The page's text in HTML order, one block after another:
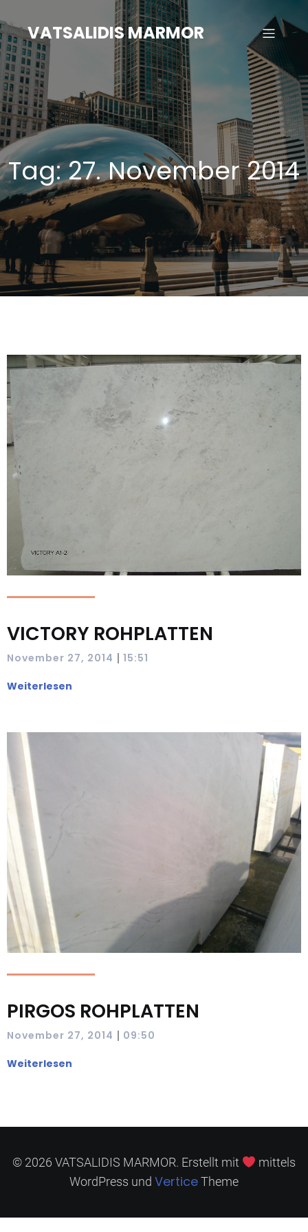
springenVATSALIDIS MARMOR
Tag:27. November 2014
VICTORY ROHPLATTEN
November 27, 2014 | 15:51
Weiterlesen
PIRGOS ROHPLATTEN
November 27, 2014 | 09:50
Weiterlesen
© 2026 VATSALIDIS MARMOR. Erstellt mit
mittels
WordPress und VerticeTheme